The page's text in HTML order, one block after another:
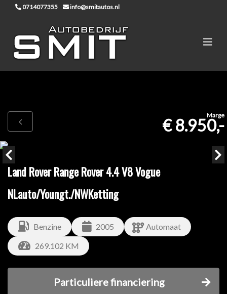
0714077355 info@smitautos.nl
Marge
€ 8.950,-
Land Rover Range Rover 4.4 V8 Vogue
NLauto/Youngt./NWKetting
Benzine 2005
Automaat
269.102 KM
Particuliere financiering